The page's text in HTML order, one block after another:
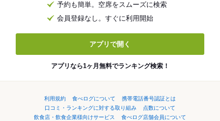
予約も簡単。空席をスムーズに検索
会員登録なし。すぐに利用開始
アプリで開く
アプリなら1ヶ月無料でランキング検索！
利用規約 食べログについて
携帯電話番号認証とは
口コミ・ランキングに対する取り組み
点数について
飲食店・飲食企業様向けサービス
食べログ店舗会員について